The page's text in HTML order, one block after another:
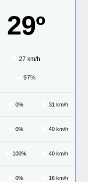
29º
27 km/h
97%
0% 31 km/h
0% 40 km/h
100% 40 km/h
0% 16 km/h